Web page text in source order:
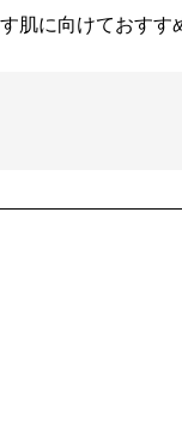
肌に向けておすす